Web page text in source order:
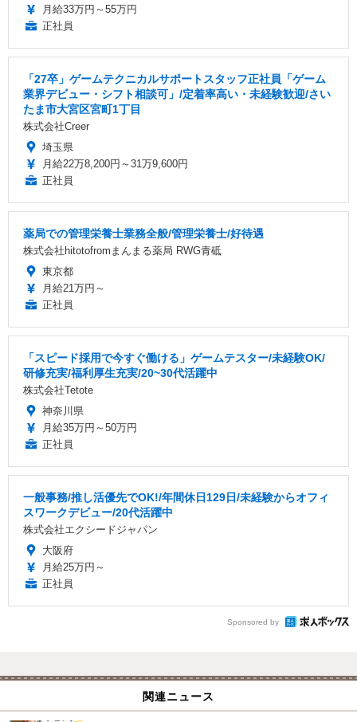
月給33万円～55万円
正社員
「27卒」ゲームテクニカルサポートスタッフ正社員「ゲーム
業界デビュー・シフト相談可」/定着率高い・未経験歓迎/さい
たま市大宮区宮町1丁目
株式会社Creer
埼玉県
月給22万8,200円～31万9,600円
正社員
薬局での管理栄養士業務全般/管理栄養士/好待遇
株式会社hitotofromまんまる薬局 RWG青砥
東京都
月給21万円～
正社員
「スピード採用で今すぐ働ける」ゲームテスター/未経験OK/
研修充実/福利厚生充実/20~30代活躍中
株式会社Tetote
神奈川県
月給35万円～50万円
正社員
一般事務/推し活優先でOK!/年間休日129日/未経験からオフィ
スワークデビュー/20代活躍中
株式会社エクシードジャパン
大阪府
月給25万円～
正社員
Sponsored by
関連ニュース